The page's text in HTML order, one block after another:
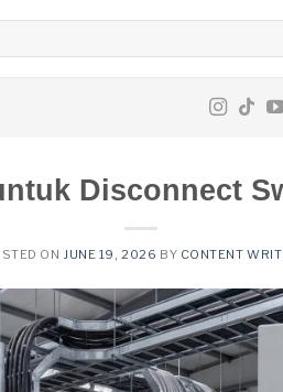
Disconnect
ON JUNE 19, 2026 BY CONTENT